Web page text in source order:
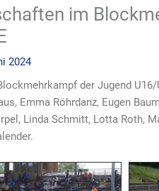
im
2024
der Jugend
Emma Röhrdanz, Eugen
Linda Schmitt, Lotta Roth,